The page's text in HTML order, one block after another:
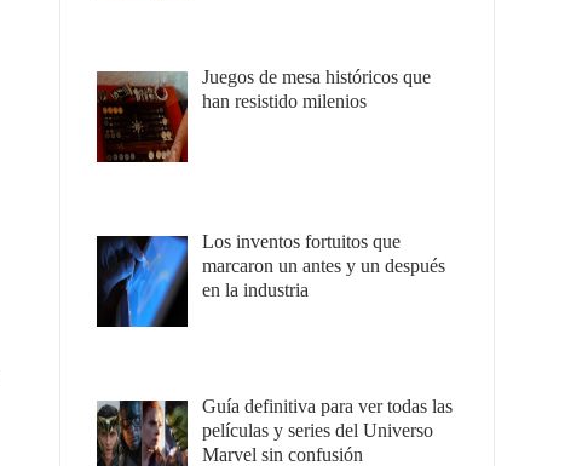
Juegos de mesa históricos que
han resistido milenios
Los inventos fortuitos que
marcaron un antes y un después
en la industria
Guía definitiva para ver todas las
películas y series del Universo
Marvel sin confusión